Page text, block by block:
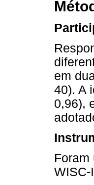
em
40). A
0,96),
WISC-